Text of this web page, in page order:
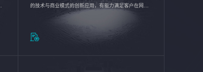
的技术与商业模式的创新应用，有能力满足客户在网络
优化、运营维护和信息安全防护等方面的需求，为客户